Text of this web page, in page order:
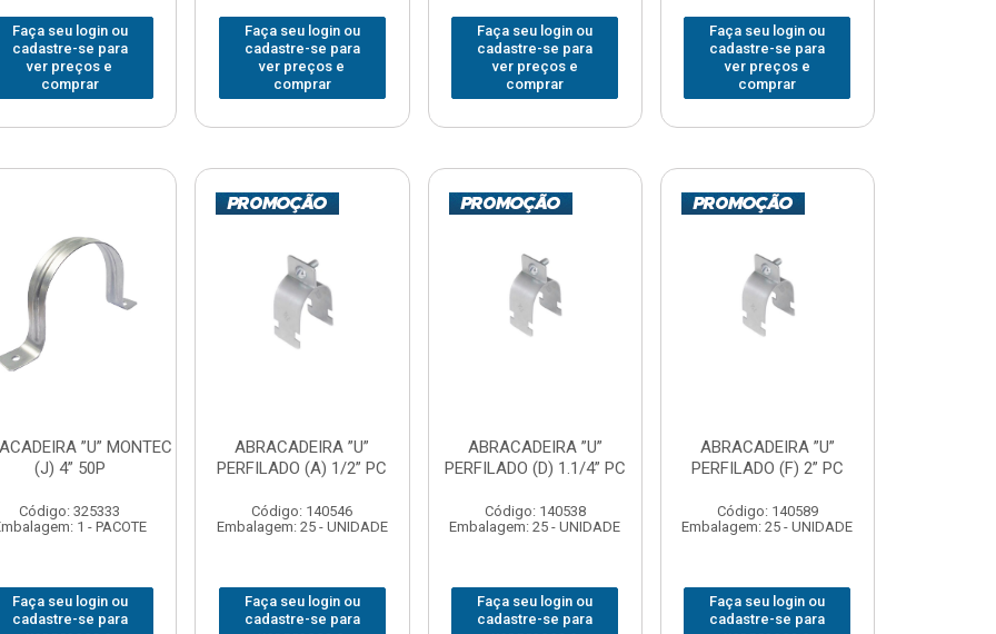
Faça seu login ou
cadastre-se para
ver preços e
comprar
Faça seu login ou
cadastre-se para
ver preços e
comprar
Faça seu login ou
cadastre-se para
ver preços e
comprar
Faça seu login ou
cadastre-se para
ver preços e
comprar
”U” MONTEC
(J) 4” 50P
Código: 325333
1 - PACOTE
Faça seu login ou
cadastre-se para
ABRACADEIRA ”U”
PERFILADO (A) 1/2” PC
Código: 140546
Embalagem: 25 - UNIDADE
Faça seu login ou
cadastre-se para
ABRACADEIRA ”U”
PERFILADO (D) 1.1/4” PC
Código: 140538
Embalagem: 25 - UNIDADE
Faça seu login ou
cadastre-se para
ABRACADEIRA ”U”
PERFILADO (F) 2” PC
Código: 140589
Embalagem: 25 - UNIDADE
Faça seu login ou
cadastre-se para